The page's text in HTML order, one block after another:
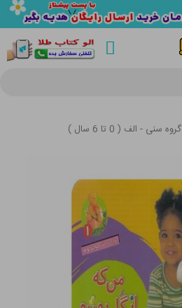
گروه سنی - الف ( 0 تا 6 سال )